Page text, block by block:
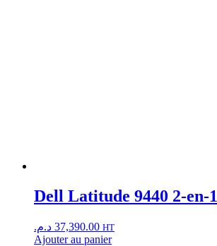
Dell Latitude 9440 2-en-1
37,390.00 د.م. HT
Ajouter au panier